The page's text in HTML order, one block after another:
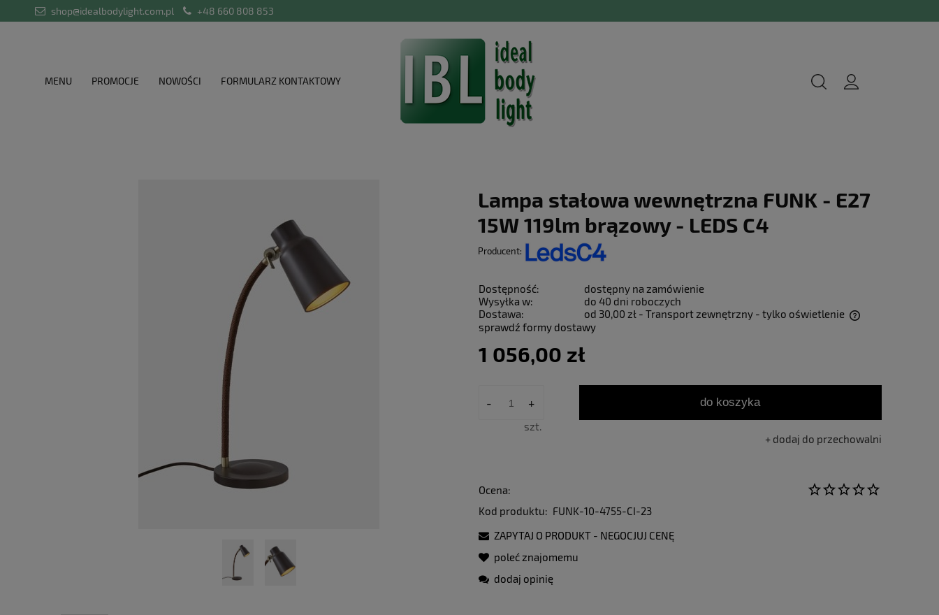
shop@idealbodylight.com.pl +48 660 808 853
MENU PROMOCJE NOWOŚCI FORMULARZ KONTAKTOWY
Lampa stałowa wewnętrzna FUNK - E27
15W 119lm brązowy - LEDS C4
Producent:
Dostępność:
dostępny na zamówienie
Wysyłka w:
do 40 dni roboczych
Dostawa:
od 30,00 zł - Transport zewnętrzny - tylko oświetlenie
sprawdź formy dostawy
1 056,00 zł
- +
szt.
do koszyka
dodaj do przechowalni
Ocena:
Kod produktu: FUNK-10-4755-CI-23
ZAPYTAJ O PRODUKT - NEGOCJUJ CENĘ
poleć znajomemu
dodaj opinię